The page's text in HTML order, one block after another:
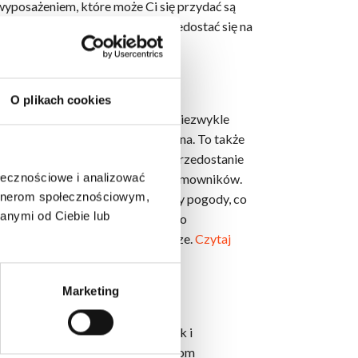
O plikach cookies
i analizować
społecznościowym,
od Ciebie lub
Marketing
które może Ci się przydać są
klapom ciepło i dym mogą przedostać się na
dachowych w budynkach jest niezwykle
miejsca na tradycyjne okna. To także
w naturalny sposób przedostanie
samopoczucie wszystkich domowników.
widzieć wszelkie zmiany pogody, co
i wymiarach. Gwarantuje Ci to
jakie rozwiązanie jest najlepsze.Czytaj
konstrukcje jednoskrzydłowe, jak i
dachu. Dzięki tym produktom